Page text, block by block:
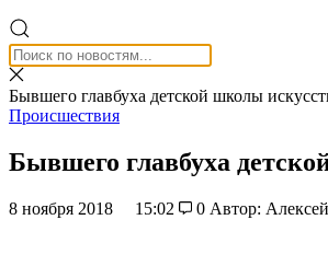
Бывшего главбуха детской школы
Происшествия
Бывшего главбуха
8 ноября 2018 15:02 0 Автор: